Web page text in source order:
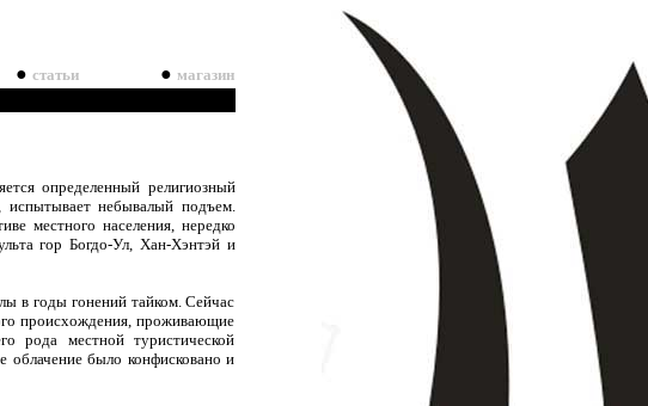
● статьи ● магазин
определенный религиозный
небывалый подъем.
местного населения, нередко
гор Богдо-Ул, Хан-Хэнтэй и
в годы гонений тайком. Сейчас
происхождения, проживающие
рода местной туристической
облачение было конфисковано и